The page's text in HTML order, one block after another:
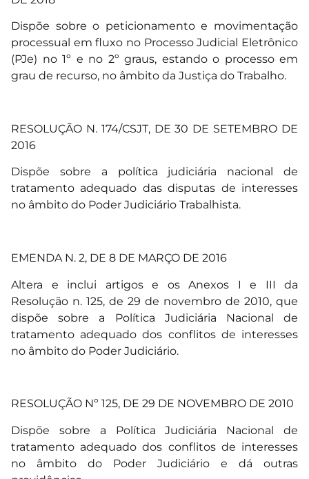
Dispõe sobre o peticionamento e movimentação
processual em fluxo no Processo Judicial Eletrônico
(PJe) no 1º e no 2º graus, estando o processo em
grau de recurso, no âmbito da Justiça do Trabalho.
RESOLUÇÃO N. 174/CSJT, DE 30 DE SETEMBRO DE
2016
Dispõe sobre a política judiciária nacional de
tratamento adequado das disputas de interesses
no âmbito do Poder Judiciário Trabalhista.
EMENDA N. 2, DE 8 DE MARÇO DE 2016
Altera e inclui artigos e os Anexos I e III da
Resolução n. 125, de 29 de novembro de 2010, que
dispõe sobre a Política Judiciária Nacional de
tratamento adequado dos conflitos de interesses
no âmbito do Poder Judiciário.
RESOLUÇÃO Nº 125, DE 29 DE NOVEMBRO DE 2010
Dispõe sobre a Política Judiciária Nacional de
tratamento adequado dos conflitos de interesses
no âmbito do Poder Judiciário e dá outras